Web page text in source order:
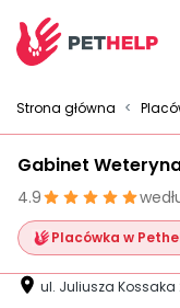
Pakiety
Placówki
Strona główna <
Gabinet
4.9
Placówka w
ul. Juliusza Kossaka